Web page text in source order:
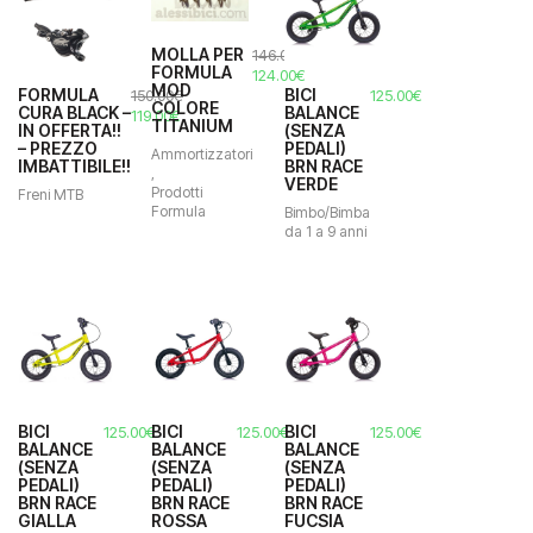
FORMULA
CURA BLACK –
IN OFFERTA!!
– PREZZO
IMBATTIBILE!!
Freni MTB
150.00€
Il
prezzo
originale
era:
150.00€.
119.00€Il
prezzo
attuale
119.00€.
MOLLA PER
FORMULA
MOD
COLORE
TITANIUM
Ammortizzatori
,
Prodotti
Formula
146.00
Il
prezzo
originale
146.00€.
124.00€Il
prezzo
attuale
è:
124.00€.
BICI
BALANCE
(SENZA
PEDALI)
BRN RACE
VERDE
Bimbo/Bimba
da 1 a 9 anni
125.00€
BICI
BALANCE
(SENZA
PEDALI)
BRN RACE
GIALLA
125.00€BICI
BALANCE
(SENZA
PEDALI)
BRN RACE
ROSSA
125.00€BICI
BALANCE
(SENZA
PEDALI)
BRN RACE
FUCSIA
125.00€
53 S
S
S 15" 38cm
S 16"
S 16" 41cm
M 17" 43cm
M 18"
44
45
48